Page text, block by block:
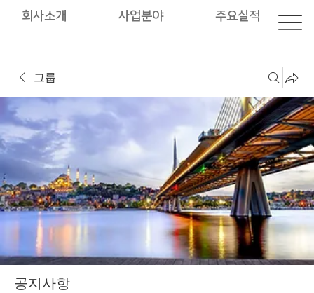
회사소개 사업분야 주요실적
그룹
공지사항